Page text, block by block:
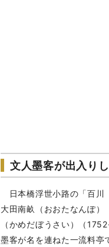
文人墨客が出入り
日本橋浮世小路の「百川
大田南畝（おおたなんぽ
（かめだぼうさい）（
墨客が名を連ねた一流料亭